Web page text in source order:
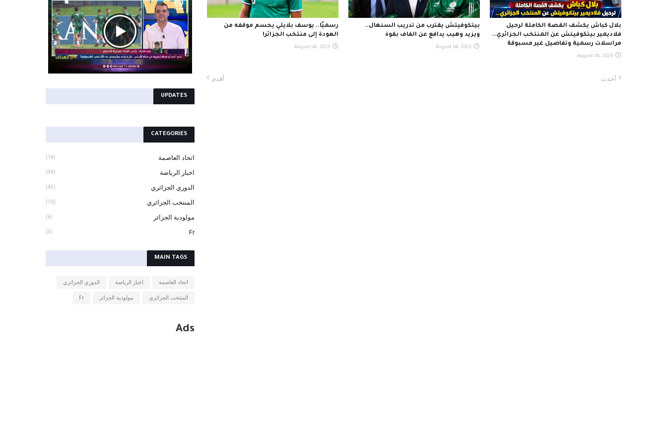
بلال كباش يكشف القصة الكاملة لرحيل
فلاديمير بيتكوفيتش عن المنتخب الجزائري..
مراسلات رسمية وتفاصيل غير مسبوقة
August 04, 2026
بيتكوفيتش يقترب من تدريب السنغال..
ويزيد وهيب يدافع عن الفاف بقوة
August 04, 2026
رسميًا.. يوسف بلايلي يحسم موقفه من
العودة إلى منتخب الجزائر!
August 04, 2026
أحدث أقدم
UPDATES
CATEGORIES
اتحاد العاصمة (14)
اخبار الرياضة (94)
الدوري الجزائري (43)
المنتخب الجزائري (70)
مولودية الجزائر (6)
Fr
(3)
MAIN TAGS
اتحاد العاصمة اخبار الرياضة الدوري الجزائري
المنتخب الجزائري مولودية الجزائر Fr
Ads